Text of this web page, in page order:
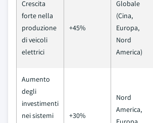
Crescita
forte nella
produzione
di veicoli
elettrici
+45%
Globale
(Cina,
Europa,
Nord
America)
Aumento
degli
investimenti
nei sistemi
+30%
Nord
America,